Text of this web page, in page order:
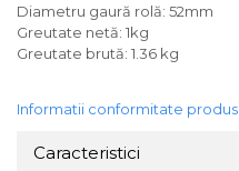
Diametru gaură rolă: 52mm
Greutate netă: 1kg
Greutate brută: 1.36 kg
Informatii conformitate produs
Caracteristici